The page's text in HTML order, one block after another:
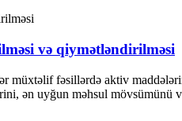
və qiymətləndirilməsi
fəsillərdə aktiv
ən uyğun məhsul mövsümünü